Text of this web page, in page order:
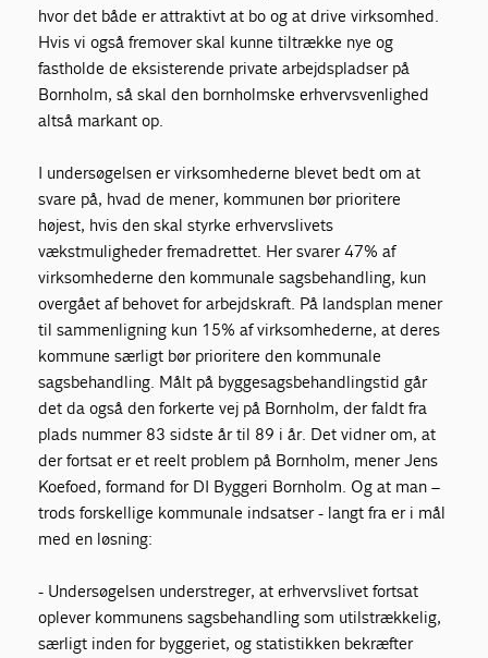
hvor det både er attraktivt at bo og at drive virksomhed.
Hvis vi også fremover skal kunne tiltrække nye og
fastholde de eksisterende private arbejdspladser på
Bornholm, så skal den bornholmske erhvervsvenlighed
altså markant op.
I undersøgelsen er virksomhederne blevet bedt om at
svare på, hvad de mener, kommunen bør prioritere
højest, hvis den skal styrke erhvervslivets
vækstmuligheder fremadrettet. Her svarer 47% af
virksomhederne den kommunale sagsbehandling, kun
overgået af behovet for arbejdskraft. På landsplan mener
til sammenligning kun 15% af virksomhederne, at deres
kommune særligt bør prioritere den kommunale
sagsbehandling. Målt på byggesagsbehandlingstid går
det da også den forkerte vej på Bornholm, der faldt fra
plads nummer 83 sidste år til 89 i år. Det vidner om, at
der fortsat er et reelt problem på Bornholm, mener Jens
Koefoed, formand for DI Byggeri Bornholm. Og at man –
trods forskellige kommunale indsatser - langt fra er i mål
med en løsning:
- Undersøgelsen understreger, at erhvervslivet fortsat
oplever kommunens sagsbehandling som utilstrækkelig,
særligt inden for byggeriet, og statistikken bekræfter